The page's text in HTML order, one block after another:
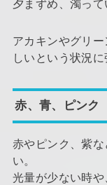
夕まずめ、濁って
アカキンやグリ
しいという状況に
赤、青、ピンク
赤やピンク、紫
い。
光量が少ない時